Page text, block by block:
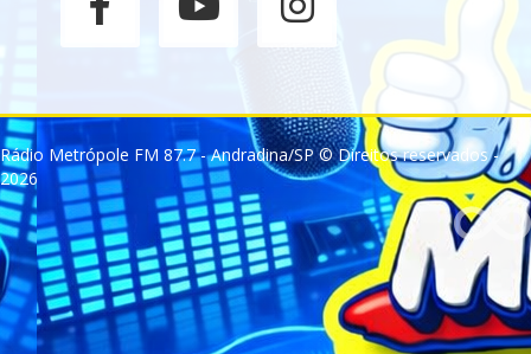
Rádio Metrópole FM 87.7 - Andradina/SP © Direitos reservados -
2026